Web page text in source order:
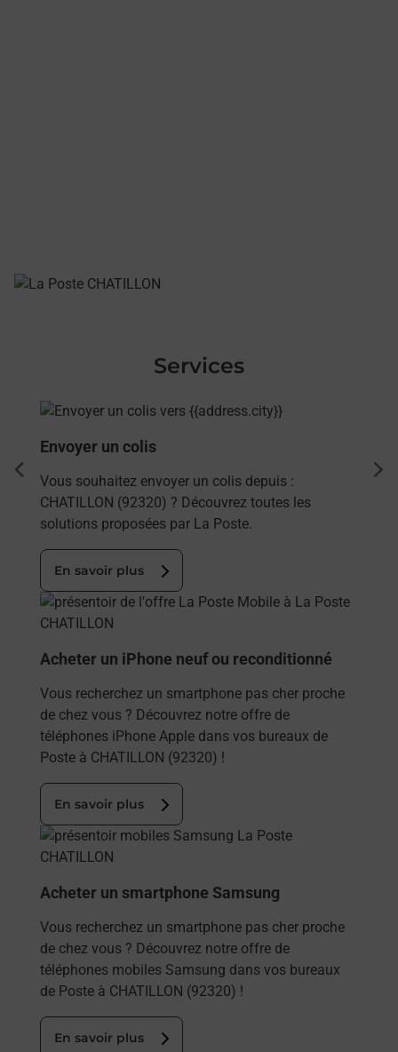
Services
En savoir plus
Envoyer un colis
Vous souhaitez envoyer un colis depuis :
CHATILLON (92320) ? Découvrez toutes les
solutions proposées par La Poste.
En savoir plus
En savoir plus
Acheter un iPhone neuf ou reconditionné
Vous recherchez un smartphone pas cher proche
de chez vous ? Découvrez notre offre de
téléphones iPhone Apple dans vos bureaux de
Poste à CHATILLON (92320) !
En savoir plus
En savoir plus
Acheter un smartphone Samsung
Vous recherchez un smartphone pas cher proche
de chez vous ? Découvrez notre offre de
téléphones mobiles Samsung dans vos bureaux
de Poste à CHATILLON (92320) !
En savoir plus